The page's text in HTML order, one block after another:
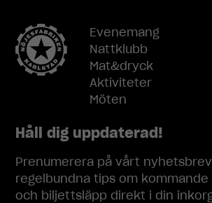
Evenemang
Nattklubb
Mat&dryck
Aktiviteter
Möten
Håll dig uppdaterad!
Prenumerera på vårt
regelbundna tips om kommande
och biljettsläpp direkt i din
och